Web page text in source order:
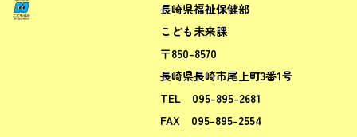
ながさきこども場所ポータルサ
長崎県福祉保健部
こども未来課
〒850-8570
長崎県長崎市尾上町3番1号
TEL 095-895-2681
FAX 095-895-2554